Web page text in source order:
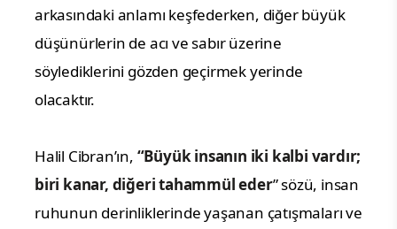
arkasındaki anlamı keşfederken, diğer büyük
düşünürlerin de acı ve sabır üzerine
söylediklerini gözden geçirmek yerinde
olacaktır.
Halil Cibran’ın, “Büyük insanın iki kalbi vardır;
biri kanar, diğeri tahammül eder” sözü, insan
ruhunun derinliklerinde yaşanan çatışmaları ve